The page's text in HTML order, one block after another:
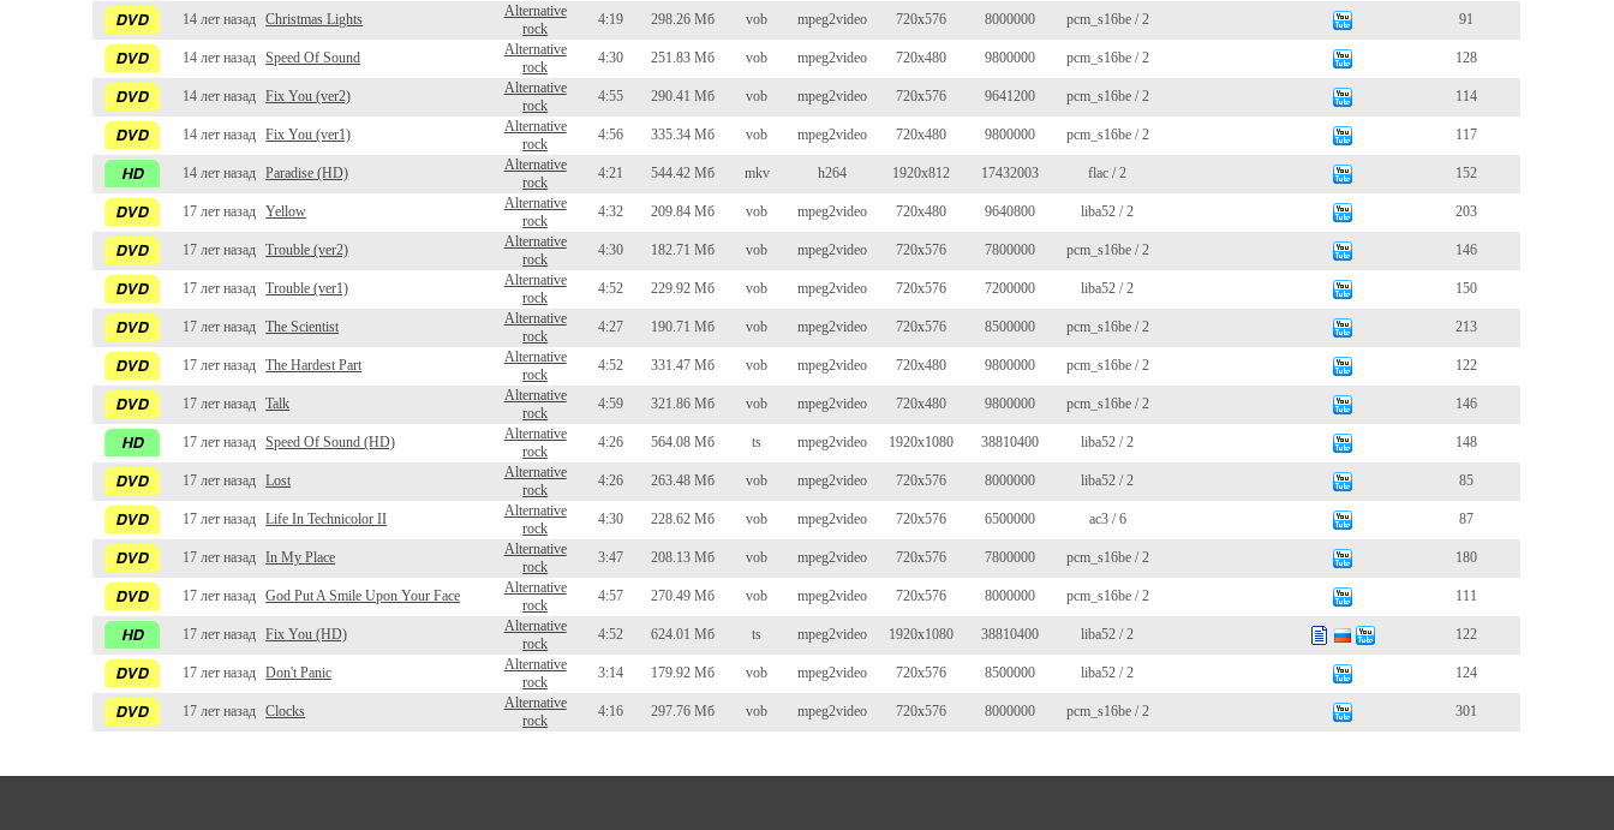
14 лет назад Christmas Lights
Alternative
rock
4:19 298.26 Мб vob mpeg2video 720x576 8000000 pcm_s16be / 2 91
14 лет назад Speed Of Sound
Alternative
rock
4:30 251.83 Мб vob mpeg2video 720x480 9800000 pcm_s16be / 2 128
14 лет назад Fix You (ver2)
Alternative
rock
4:55 290.41 Мб vob mpeg2video 720x576 9641200 pcm_s16be / 2 114
14 лет назад Fix You (ver1)
Alternative
rock
4:56 335.34 Мб vob mpeg2video 720x480 9800000 pcm_s16be / 2 117
14 лет назад Paradise (HD)
Alternative
rock
4:21 544.42 Мб mkv h264 1920x812 17432003 flac / 2 152
17 лет назад Yellow
Alternative
rock
4:32 209.84 Мб vob mpeg2video 720x480 9640800 liba52 / 2 203
17 лет назад Trouble (ver2)
Alternative
rock
4:30 182.71 Мб vob mpeg2video 720x576 7800000 pcm_s16be / 2 146
17 лет назад Trouble (ver1)
Alternative
rock
4:52 229.92 Мб vob mpeg2video 720x576 7200000 liba52 / 2 150
17 лет назад The Scientist
Alternative
rock
4:27 190.71 Мб vob mpeg2video 720x576 8500000 pcm_s16be / 2 213
17 лет назад The Hardest Part
Alternative
rock
4:52 331.47 Мб vob mpeg2video 720x480 9800000 pcm_s16be / 2 122
17 лет назад Talk
Alternative
rock
4:59 321.86 Мб vob mpeg2video 720x480 9800000 pcm_s16be / 2 146
17 лет назад Speed Of Sound (HD)
Alternative
rock
4:26 564.08 Мб ts mpeg2video 1920x1080 38810400 liba52 / 2 148
17 лет назад Lost
Alternative
rock
4:26 263.48 Мб vob mpeg2video 720x576 8000000 liba52 / 2 85
17 лет назад Life In Technicolor II
Alternative
rock
4:30 228.62 Мб vob mpeg2video 720x576 6500000 ac3 / 6 87
17 лет назад In My Place
Alternative
rock
3:47 208.13 Мб vob mpeg2video 720x576 7800000 pcm_s16be / 2 180
17 лет назад God Put A Smile Upon Your Face
Alternative
rock
4:57 270.49 Мб vob mpeg2video 720x576 8000000 pcm_s16be / 2 111
17 лет назад Fix You (HD)
Alternative
rock
4:52 624.01 Мб ts mpeg2video 1920x1080 38810400 liba52 / 2 122
17 лет назад Don't Panic
Alternative
rock
3:14 179.92 Мб vob mpeg2video 720x576 8500000 liba52 / 2 124
17 лет назад Clocks
Alternative
rock
4:16 297.76 Мб vob mpeg2video 720x576 8000000 pcm_s16be / 2 301